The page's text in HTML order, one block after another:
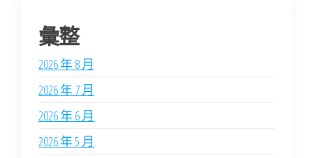
彙整
2026 年 8 月
2026 年 7 月
2026 年 6 月
2026 年 5 月